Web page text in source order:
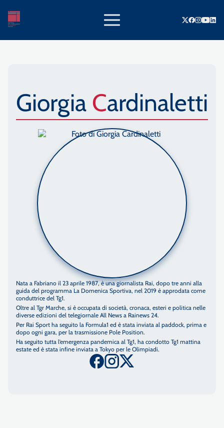
Giorgia Cardinaletti
Nata a Fabriano il 23 aprile 1987, è una giornalista Rai, dopo tre anni alla
guida del programma La Domenica Sportiva, nel 2019 è approdata come
conduttrice del Tg1.
Oltre al Tgr Marche, si è occupata di società, cronaca, esteri e politica nelle
diverse edizioni del telegiornale All News a Rainews 24.
Per Rai Sport ha seguito la Formula1 ed è stata inviata al paddock, prima e
dopo ogni gara, per la trasmissione Pole Position.
Ha seguito tutta l’emergenza pandemica al Tg1, ha condotto Tg1 mattina
estate ed è stata infine inviata a Tokyo per le Olimpiadi.